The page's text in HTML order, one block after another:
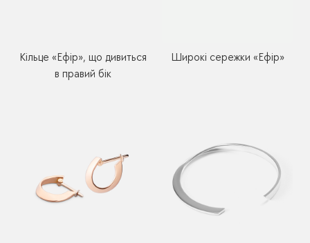
Кільце «Ефір», що дивиться
в правий бік
Широкі сережки «Ефір»